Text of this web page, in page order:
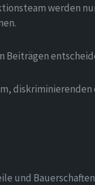
werden
Beiträgen
und